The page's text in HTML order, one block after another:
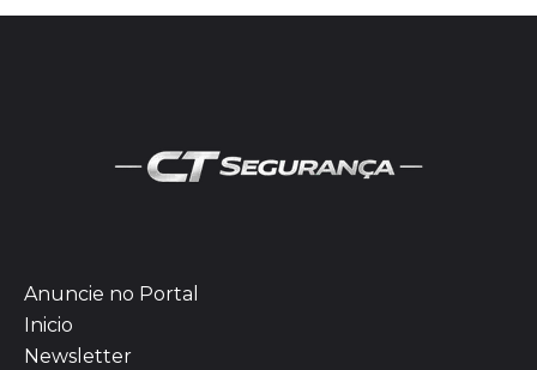
Anuncie no Portal
Inicio
Newsletter